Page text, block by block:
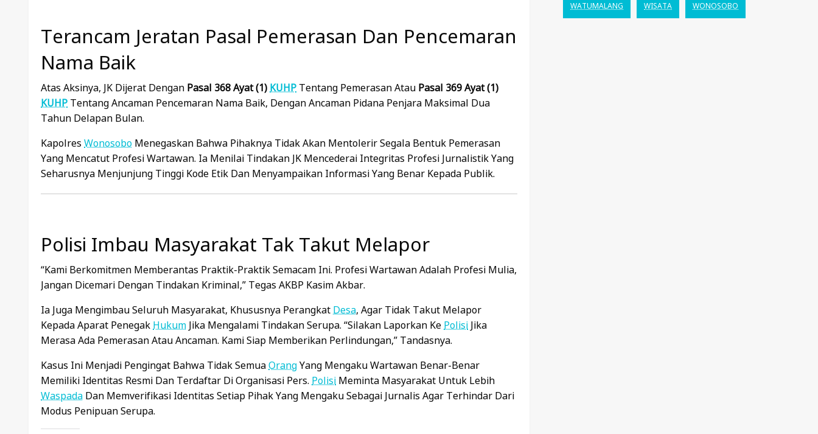
Terancam Jeratan Pasal Pemerasan Dan Pencemaran
Nama Baik
Atas Aksinya, JK Dijerat Dengan Pasal 368 Ayat (1) KUHP Tentang Pemerasan Atau Pasal 369 Ayat (1)
KUHP Tentang Ancaman Pencemaran Nama Baik, Dengan Ancaman Pidana Penjara Maksimal Dua
Tahun Delapan Bulan.
Kapolres Wonosobo Menegaskan Bahwa Pihaknya Tidak Akan Mentolerir Segala Bentuk Pemerasan
Yang Mencatut Profesi Wartawan. Ia Menilai Tindakan JK Mencederai Integritas Profesi Jurnalistik Yang
Seharusnya Menjunjung Tinggi Kode Etik Dan Menyampaikan Informasi Yang Benar Kepada Publik.
Polisi Imbau Masyarakat Tak Takut Melapor
“Kami Berkomitmen Memberantas Praktik-Praktik Semacam Ini. Profesi Wartawan Adalah Profesi Mulia,
Jangan Dicemari Dengan Tindakan Kriminal,” Tegas AKBP Kasim Akbar.
Ia Juga Mengimbau Seluruh Masyarakat, Khususnya Perangkat Desa, Agar Tidak Takut Melapor
Kepada Aparat Penegak Hukum Jika Mengalami Tindakan Serupa. “Silakan Laporkan Ke Polisi Jika
Merasa Ada Pemerasan Atau Ancaman. Kami Siap Memberikan Perlindungan,” Tandasnya.
Kasus Ini Menjadi Pengingat Bahwa Tidak SemuaOrangYang Mengaku Wartawan Benar-Benar
Memiliki Identitas Resmi Dan Terdaftar Di Organisasi Pers. Polisi Meminta Masyarakat Untuk Lebih
Waspada Dan Memverifikasi Identitas Setiap Pihak Yang Mengaku Sebagai Jurnalis Agar Terhindar Dari
Modus Penipuan Serupa.
WATUMALANG WISATA WONOSOBO